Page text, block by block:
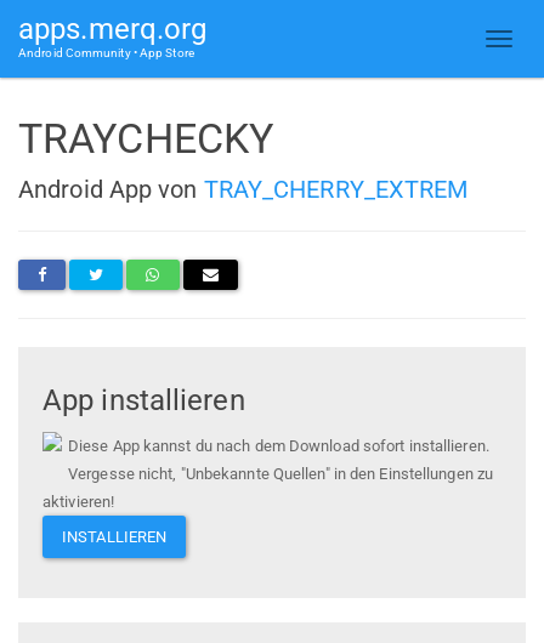
apps.merq.org
Android Community • App Store
TRAYCHECKY
Android App von TRAY_CHERRY_EXTREM
App installieren
Diese App kannst du nach dem Download sofort installieren.
Vergesse nicht, "Unbekannte Quellen" in den Einstellungen zu
aktivieren!
INSTALLIEREN